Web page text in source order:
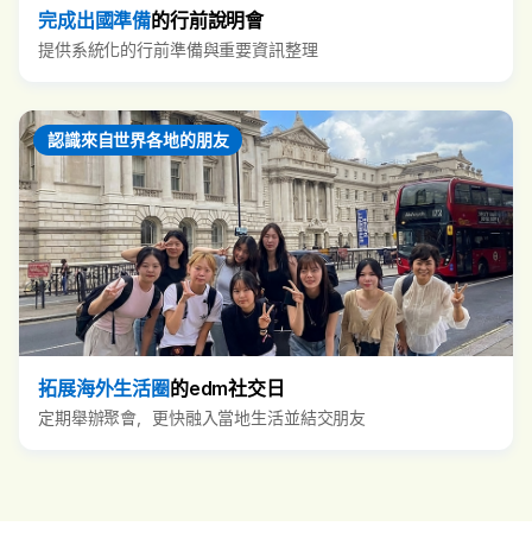
完成出國準備的行前說明會
提供系統化的行前準備與重要資訊整理
認識來自世界各地的朋友
拓展海外生活圈的edm社交日
定期舉辦聚會，更快融入當地生活並結交朋友